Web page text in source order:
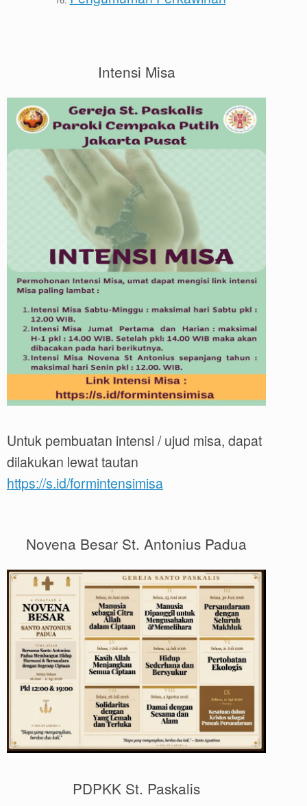
Intensi Misa
Untuk pembuatan intensi / ujud misa, dapat
dilakukan lewat tautan
https://s.id/formintensimisa
Novena Besar St. Antonius Padua
PDPKK St. Paskalis